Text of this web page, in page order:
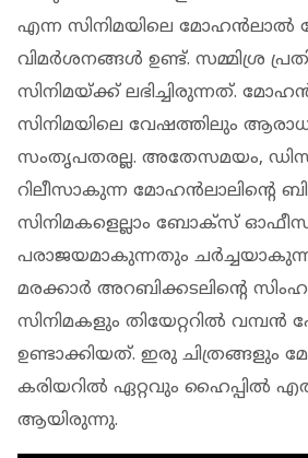
എന്ന സിനിമയിലെ മോഹൻലാൽ
വിമർശനങ്ങൾ ഉണ്ട്. സമ്മിശ്ര
സിനിമയ്ക്ക് ലഭിച്ചിരുന്നത്.
സിനിമയിലെ വേഷത്തിലും
സംതൃപതരല്ല. അതേസമയം,
റിലീസാകുന്ന മോഹന്‍ലാലിന്റെ
സിനിമകളെല്ലാം ബോക്‌സ്
പരാജയമാകുന്നതും
മരക്കാര്‍ അറബിക്കടലിന്റെ
സിനിമകളും തിയേറ്ററിൽ വമ്പൻ
ഉണ്ടാക്കിയത്. ഇരു ചിത്രങ്ങളും
കരിയറിൽ ഏറ്റവും ഹൈപ്പിൽ
ആയിരുന്നു.